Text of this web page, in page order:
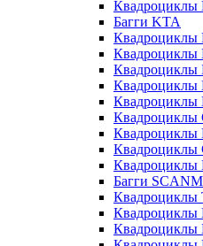
Квадроциклы
Багги KTA
Квадроциклы
Квадроциклы
Квадроциклы
Квадроциклы
Квадроциклы
Квадроциклы
Квадроциклы
Квадроциклы
Квадроциклы
Багги
Квадроциклы
Квадроциклы
Квадроциклы